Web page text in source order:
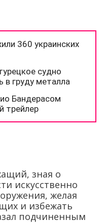
зная о
искусственно
желая
и избежать
подчиненным